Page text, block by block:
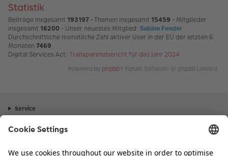
Statistik
Beiträge insgesamt 193197 • Themen insgesamt 15459 • Mitglieder
insgesamt 16200 • Unser neuestes Mitglied: Sabine Fender
Durchschnittliche monatliche Zahl aktiver User in der EU der letzten 6
Monaten 7469
Digital Services Act: Transparenzbericht für das Jahr 2024
Powered by phpBB® Forum Software © phpBB Limited
Service